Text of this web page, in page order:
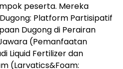
peserta. Mereka
Platform Partisipatif
Dugong di Perairan
(Pemanfaatan
Liquid Fertilizer dan
(Larvatics&Foam: